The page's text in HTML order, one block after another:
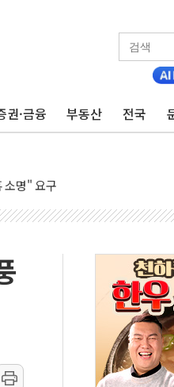
권·금융 부동산 전국
사각지대' 우려
체' 타진
최고치
성 낮아지며 상승… STOXX 600
우세
"
제동
'올스톱'… 美 해상봉쇄 영향
퇴…나스닥 선물 1%대 상승